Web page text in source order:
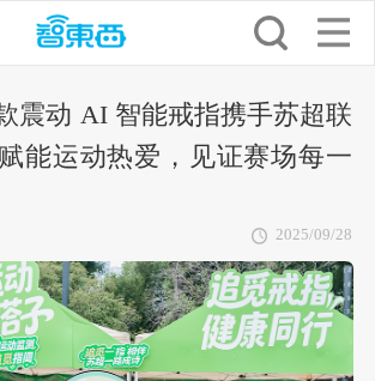
震动 AI 智能戒指携手苏超联
能运动热爱，见证赛场每一
2025/09/28